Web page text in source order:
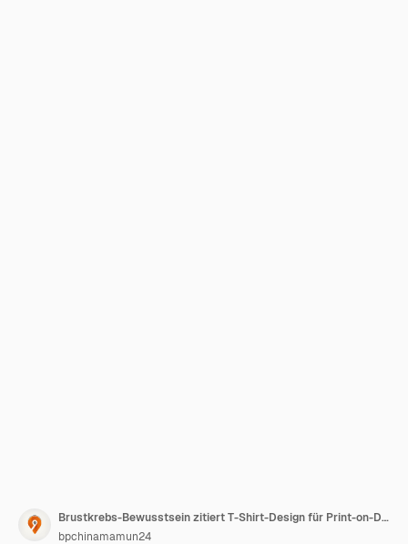
Brustkrebs-Bewusstsein zitiert T-Shirt-Design für Print-on-Demand-Site und Shirt-Geschäft
bpchinamamun24